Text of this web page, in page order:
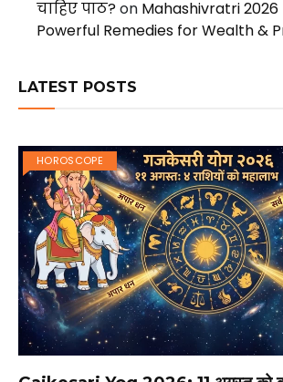
चाहिए पाठ?on Mahashivratri 2026
Powerful Remedies for Wealth &
LATEST POSTS
HOROSCOPE